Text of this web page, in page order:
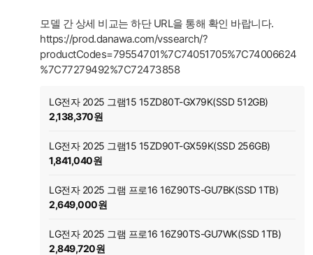
모델 간 상세 비교는 하단 URL을 통해 확인 바랍니다.
https://prod.danawa.com/vssearch/?
productCodes=79554701%7C74051705%7C74006624
%7C77279492%7C72473858
LG전자 2025 그램15 15ZD80T-GX79K(SSD 512GB)
2,138,370원
LG전자 2025 그램15 15ZD90T-GX59K(SSD 256GB)
1,841,040원
LG전자 2025 그램 프로16 16Z90TS-GU7BK(SSD 1TB)
2,649,000원
LG전자 2025 그램 프로16 16Z90TS-GU7WK(SSD 1TB)
2,849,720원